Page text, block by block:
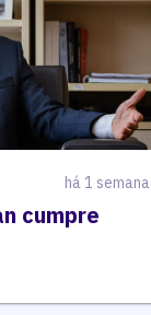
há 1 semana
cumpre